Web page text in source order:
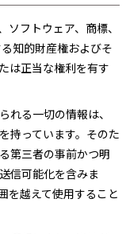
フトウェア、商標、
知的財産権およびそ
は正当な権利を有す
れる一切の情報は、
持っています。そのた
第三者の事前かつ明
信可能化を含みま
を越えて使用すること